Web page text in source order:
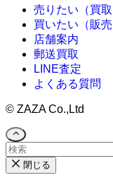
売りたい（買取
買いたい（販売
店舗案内
郵送買取
LINE査定
よくある質問
© ZAZA Co.,Ltd
閉じる